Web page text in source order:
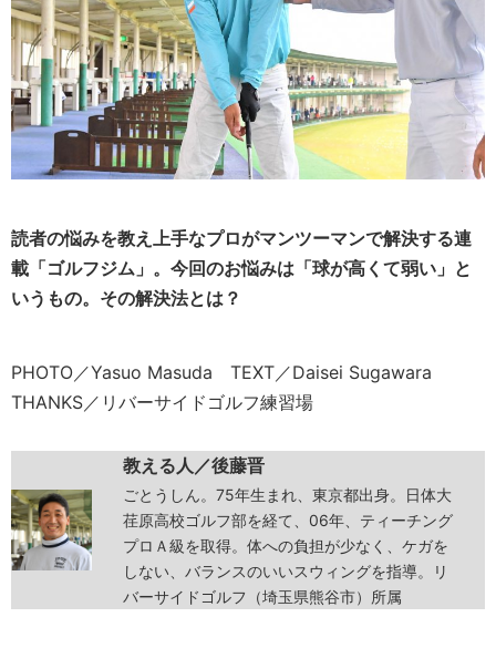
読者の悩みを教え上手なプロがマンツーマンで解決する連
載「ゴルフジム」。今回のお悩みは「球が高くて弱い」と
いうもの。その解決法とは？
PHOTO／Yasuo Masuda TEXT／Daisei Sugawara
THANKS／リバーサイドゴルフ練習場
教える人／後藤晋
ごとうしん。75年生まれ、東京都出身。日体大
荏原高校ゴルフ部を経て、06年、ティーチング
プロＡ級を取得。体への負担が少なく、ケガを
しない、バランスのいいスウィングを指導。リ
バーサイドゴルフ（埼玉県熊谷市）所属